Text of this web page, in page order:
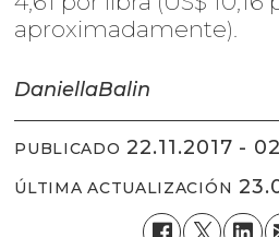
aproximadamente).
DaniellaBalin
PUBLICADO 22.11.2017 -
ÚLTIMA ACTUALIZACIÓN